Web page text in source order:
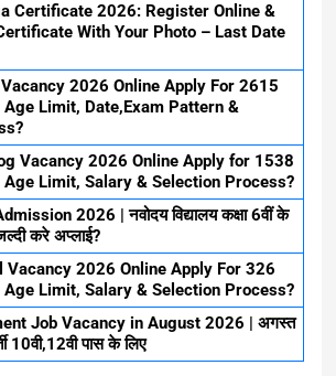
Certificate 2026: Register Online &
With Your Photo – Last Date
2026 Online Apply For 2615
Limit, Date,Exam Pattern &
Vacancy 2026 Online Apply for 1538
Limit, Salary & Selection Process?
2026 | नवोदय विद्यालय कक्षा 6वीं के
करे अप्लाई?
Vacancy 2026 Online Apply For 326
Limit, Salary & Selection Process?
Job Vacancy in August 2026 | अगस्त
10वी,12वी पास के लिए